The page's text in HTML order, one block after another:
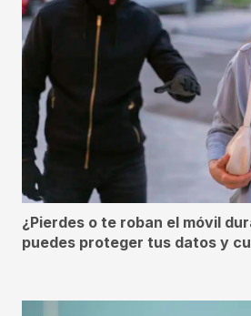
¿Pierdes o te roban el móvil
puedes proteger tus datos y